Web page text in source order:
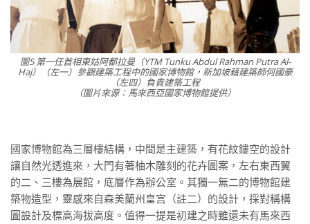
圖5 第一任首相東姑阿都拉曼（YTM Tunku Abdul Rahman Putra Al-
Haj）（左一）參觀建築工程中的國家博物館，新加坡藉建築師何國豪
（左四）負責建築工程
（圖片來源：馬來西亞國家博物館提供）
國家博物館為三層樓結構，中間是主建築，有花紋鏤空的設計
讓自然光透進來，大門有著柚木雕刻的花卉圖案，左右東西翼
的二、三樓為展館，底層作為辦公室。其獨一無二的博物館建
築物造型，靈感來自森美蘭州皇宫（註二）的設計，採對稱構
圖設計及標高海拔高度。值得一提是初建之時雖還未有馬來西